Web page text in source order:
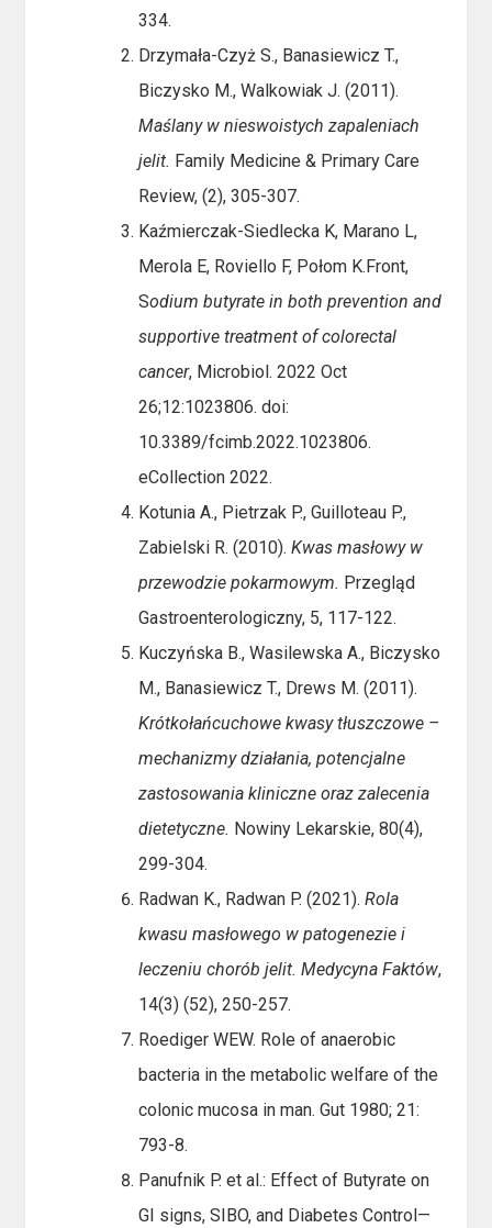
334.
Drzymała-Czyż S., Banasiewicz T.,
Biczysko M., Walkowiak J. (2011).
Maślany w nieswoistych zapaleniach
jelit. Family Medicine & Primary Care
Review, (2), 305-307.
Kaźmierczak-Siedlecka K, Marano L,
Merola E, Roviello F, Połom K.Front,
Sodium butyrate in both prevention and
supportive treatment of colorectal
cancer, Microbiol. 2022 Oct
26;12:1023806. doi:
10.3389/fcimb.2022.1023806.
eCollection 2022.
Kotunia A., Pietrzak P., Guilloteau P.,
Zabielski R. (2010).Kwas masłowy w
przewodzie pokarmowym. Przegląd
Gastroenterologiczny, 5, 117-122.
Kuczyńska B., Wasilewska A., Biczysko
M., Banasiewicz T., Drews M. (2011).
Krótkołańcuchowe kwasy tłuszczowe –
mechanizmy działania, potencjalne
zastosowania kliniczne oraz zalecenia
dietetyczne. Nowiny Lekarskie, 80(4),
299-304.
Radwan K., Radwan P. (2021).Rola
kwasu masłowego w patogenezie i
leczeniu chorób jelit.Medycyna Faktów,
14(3) (52), 250-257.
Roediger WEW. Role of anaerobic
bacteria in the metabolic welfare of the
colonic mucosa in man. Gut 1980; 21:
793-8.
Panufnik P. et al.: Effect of Butyrate on
GI signs, SIBO, and Diabetes Control—